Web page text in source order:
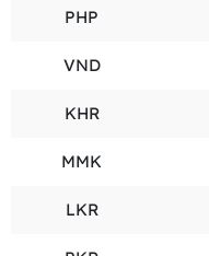
PHP
VND
KHR
MMK
LKR